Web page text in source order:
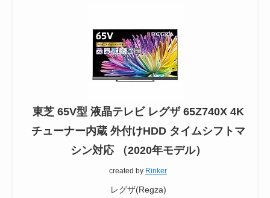
東芝 65V型 液晶テレビ レグザ 65Z740X 4K
チューナー内蔵 外付けHDD タイムシフトマ
シン対応 （2020年モデル）
created by Rinker
レグザ(Regza)